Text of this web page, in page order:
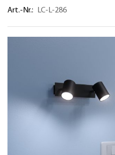
Art.-Nr. LC-L-286